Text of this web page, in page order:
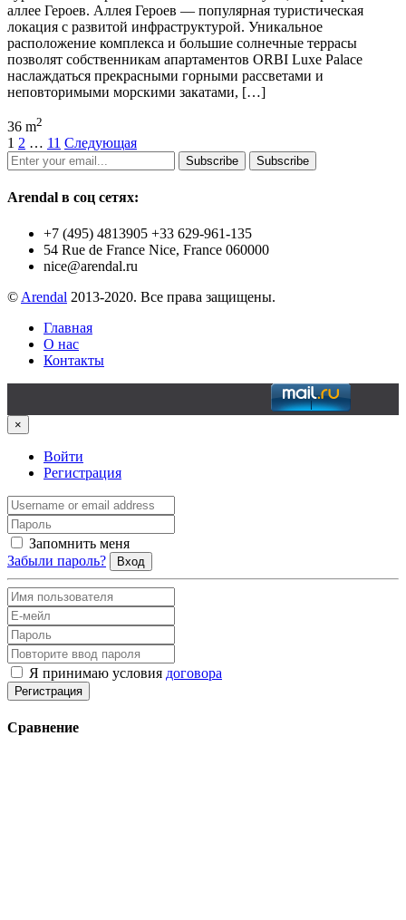
аллее Героев. Аллея Героев — популярная туристическая
локация с развитой инфраструктурой. Уникальное
расположение комплекса и большие солнечные террасы
позволят собственникам апартаментов ORBI Luxe Palace
наслаждаться прекрасными горными рассветами и
неповторимыми морскими закатами, […]
36 m2
1 2 … 11 Следующая
Subscribe Subscribe
Arendal в соц сетях:
+7 (495) 4813905 +33 629-961-135
54 Rue de France Nice, France 060000
nice@arendal.ru
© Arendal 2013-2020. Все права защищены.
Главная
О нас
Контакты
×
Войти
Регистрация
Запомнить меня
Забыли пароль?
Вход
Я принимаю условия договора
Регистрация
Сравнение